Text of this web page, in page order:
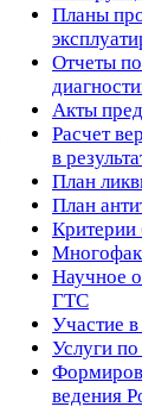
Планы
Отчеты по
Акты
Расчет
в
План
План
Критерии
Научное
ГТС
Участие
Услуги
ведения